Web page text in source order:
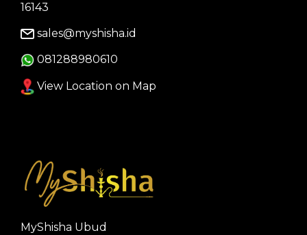
16143
sales@myshisha.id
081288980610
View Location on Map
MyShisha Ubud